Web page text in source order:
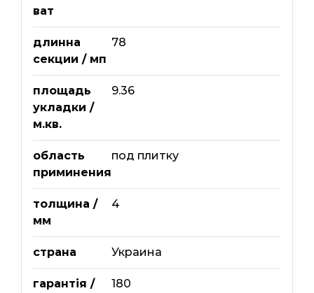
ват
длинна
секции / мп
78
площадь
укладки /
м.кв.
9.36
область
приминения
под плитку
толщина /
мм
4
страна Украина
гарантія /
180